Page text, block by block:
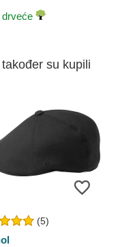
su kupili
(5)